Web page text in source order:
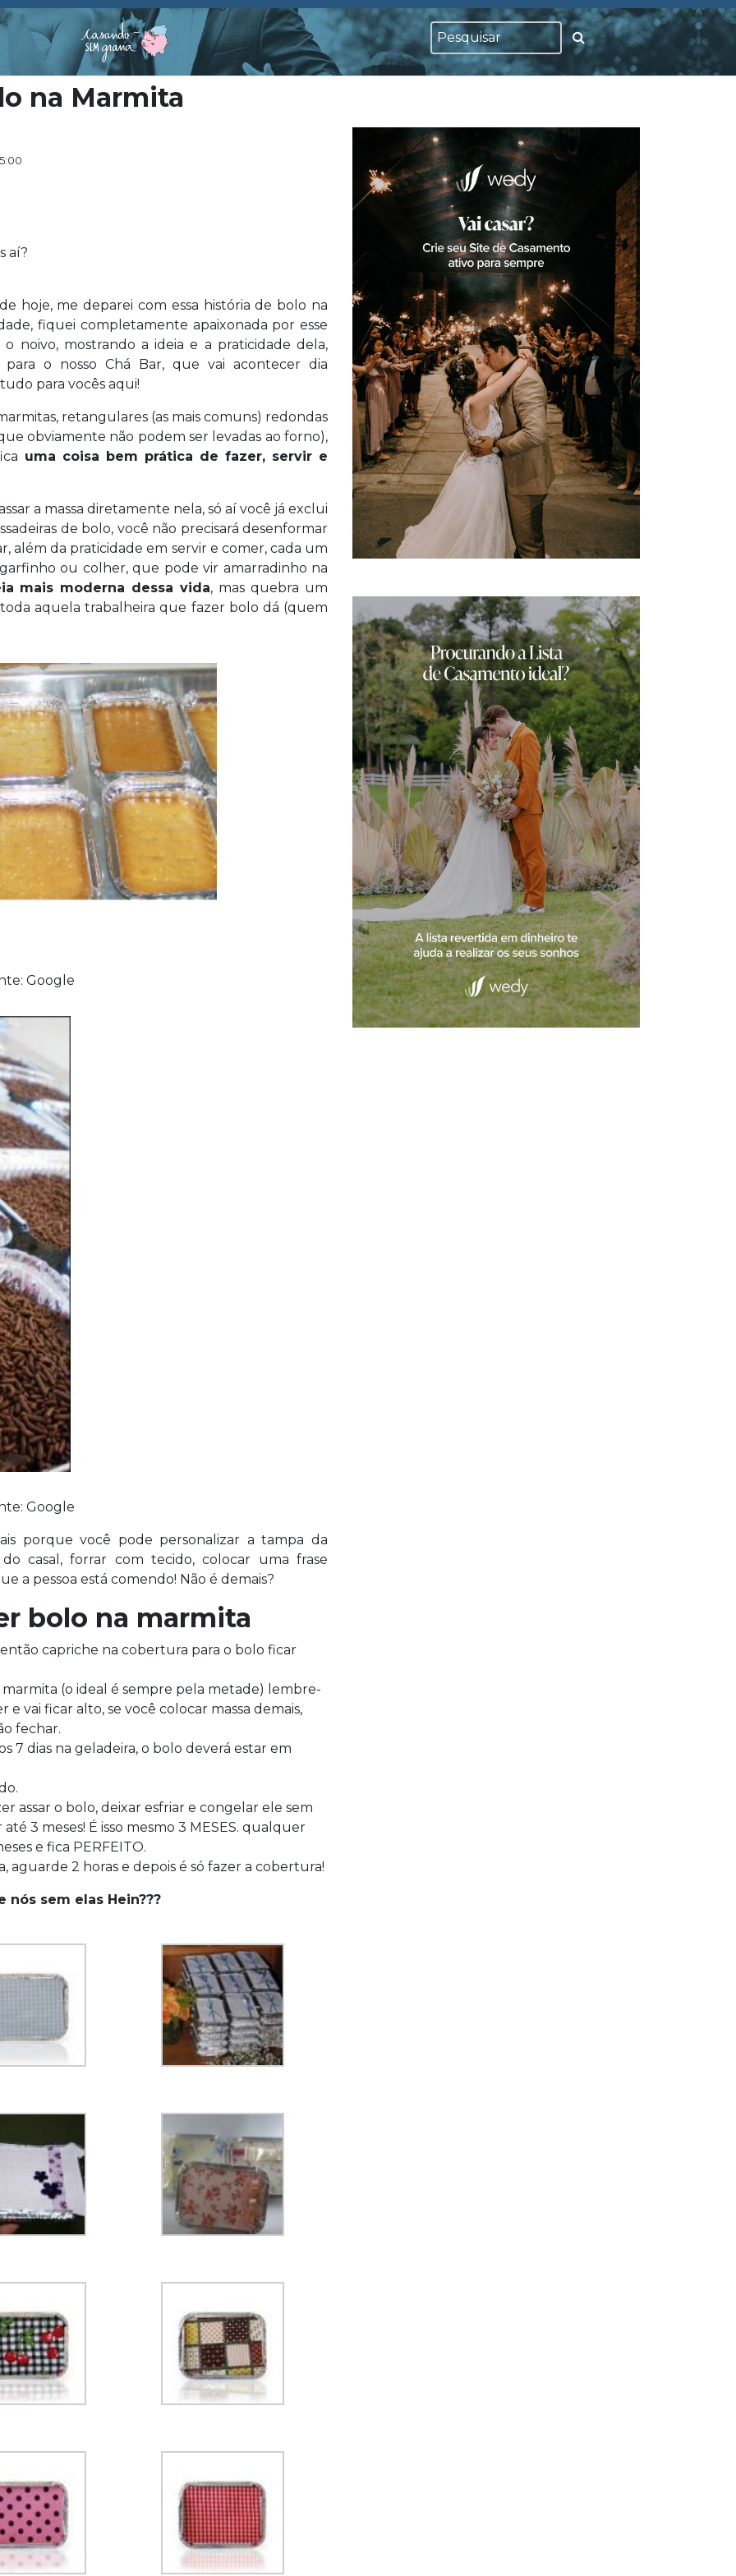
na Marmita
aí?
hoje, me deparei com essa história de bolo na
fiquei completamente apaixonada por esse
noivo, mostrando a ideia e a praticidade dela,
para o nosso Chá Bar, que vai acontecer dia
para vocês aqui!
retangulares (as mais comuns) redondas
obviamente não podem ser levadas ao forno),
uma coisa bem prática de fazer, servir e
a massa diretamente nela, só aí você já exclui
de bolo, você não precisará desenformar
além da praticidade em servir e comer, cada um
ou colher, que pode vir amarradinho na
mais moderna dessa vida, mas quebra um
aquela trabalheira que fazer bolo dá (quem
Google
Google
porque você pode personalizar a tampa da
casal, forrar com tecido, colocar uma frase
a pessoa está comendo! Não é demais?
bolo na marmita
capriche na cobertura para o bolo ficar
(o ideal é sempre pela metade) lembre-
vai ficar alto, se você colocar massa demais,
fechar.
7 dias na geladeira, o bolo deverá estar em
assar o bolo, deixar esfriar e congelar ele sem
3 meses! É isso mesmo 3 MESES. qualquer
e fica PERFEITO.
aguarde 2 horas e depois é só fazer a cobertura!
nós sem elas Hein???